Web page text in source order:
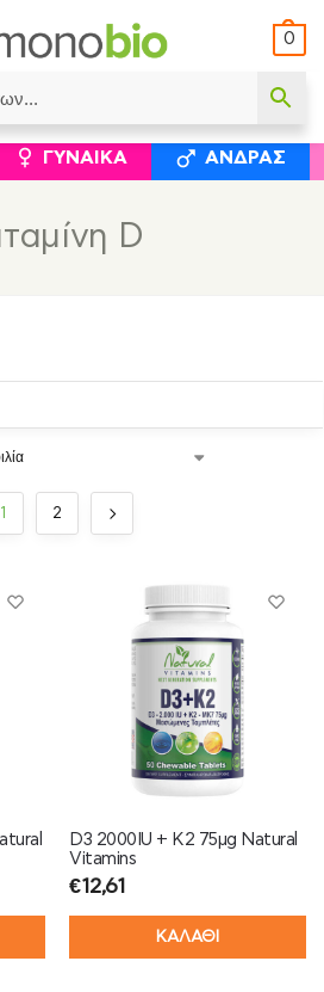
0
ΧΡΙΣΤΙΝΆΚΗ ΕΠΙΚΟΙΝΩΝΊΑ
ΦΥΣΙΚΆ
ΓΥΝΑΊΚΑ ΆΝΔΡΑΣ
D
1 2
D3 2000IU + K2 75μg Natural
Vitamins
€12,61
ΚΑΛΑΘΙ